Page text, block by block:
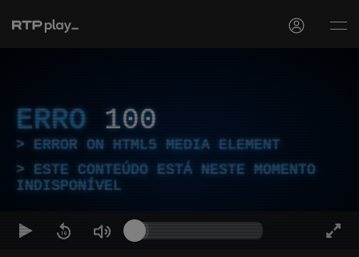
ERRO 100
ERROR ON HTML5 MEDIA ELEMENT
ESTE CONTEÚDO ESTÁ NESTE MOMENTO
INDISPONÍVEL